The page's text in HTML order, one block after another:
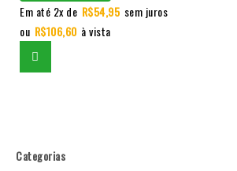
Em até 2x de R$54,95 sem juros
ou R$106,60 à vista
Categorias